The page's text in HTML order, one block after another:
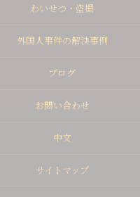
わいせつ・盗撮
外国人事件の解決事例
ブログ
お問い合わせ
中文
サイトマップ